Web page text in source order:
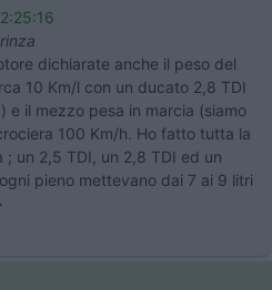
dichiarate anche il peso del
10 Km/l con un ducato 2,8 TDI
e il mezzo pesa in marcia (siamo
100 Km/h. Ho fatto tutta la
un 2,5 TDI, un 2,8 TDI ed un
pieno mettevano dai 7 ai 9 litri